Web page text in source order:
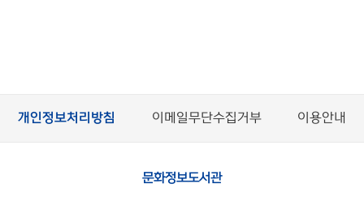
개인정보처리방침 이메일무단수집거부 이용안내
문화정보도서관